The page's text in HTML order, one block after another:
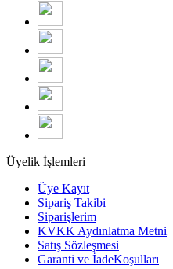
Üyelik İşlemleri
Üye Kayıt
Sipariş Takibi
Siparişlerim
KVKK Aydınlatma Metni
Satış Sözleşmesi
Garanti ve İadeKoşulları